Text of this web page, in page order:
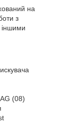
на
з
іншими
(08)